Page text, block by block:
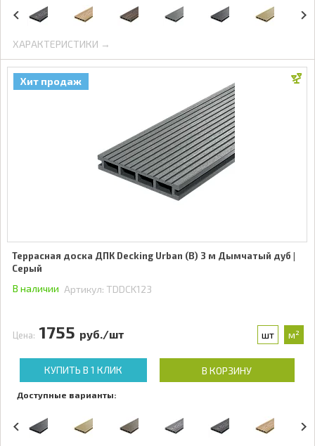
ХАРАКТЕРИСТИКИ →
Хит продаж
Террасная доска ДПК Decking Urban (В) 3 м Дымчатый дуб |
Серый
В наличии Артикул: TDDCK123
Цена: 1755 руб./шт шт м²
КУПИТЬ В 1 КЛИК В КОРЗИНУ
Доступные варианты: